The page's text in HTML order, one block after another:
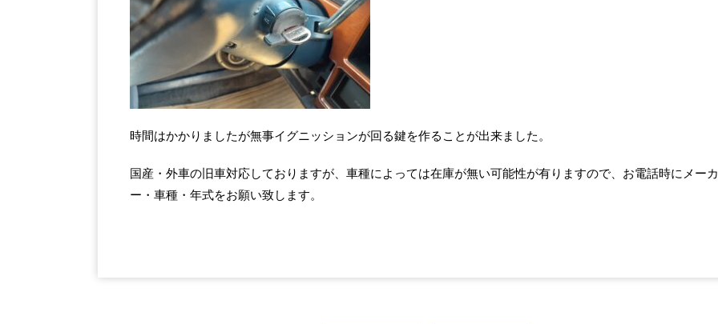
時間はかかりましたが無事イグニッションが回る鍵を作ることが出来ました。
国産・外車の旧車対応しておりますが、車種によっては在庫が無い可能性が有りますので、お電話時にメーカ
ー・車種・年式をお願い致します。